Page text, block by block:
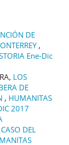
DE
,
Ene-Dic
LOS
DE
, HUMANITAS
2017
DEL